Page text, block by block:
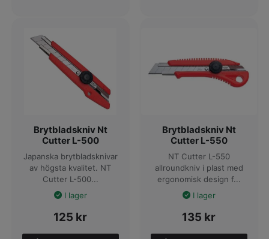
Brytbladskniv Nt
Cutter L-500
Japanska brytbladsknivar
av högsta kvalitet. NT
Cutter L-500...
I lager
125 kr
Brytbladskniv Nt
Cutter L-550
NT Cutter L-550
allroundkniv i plast med
ergonomisk design f...
I lager
135 kr